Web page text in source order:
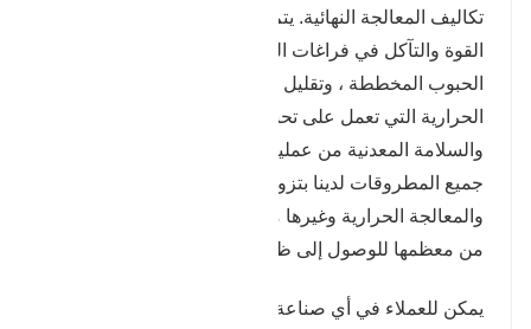
تكاليف المعالجة النهائية. يتم تحقيق جودة أعلى وزيادة
القوة والتآكل في فراغات التروس المزورة من تدفق
الحبوب المخططة ، وتقليل حجم الحبوب والمعالجة
الحرارية التي تعمل على تحسين الخصائص الميكانيكية
والسلامة المعدنية من عملية تزوير القوالب المفتوحة. تمر
جميع المطروقات لدينا بتزوير القوالب الساخنة والتخشين
والمعالجة الحرارية وغيرها من العمليات ، ويمكن الانتهاء
من معظمها للوصول إلى ظروف التجميع النهائية.
يمكن للعملاء في أي صناعة تستخدم التروس طلب عرض